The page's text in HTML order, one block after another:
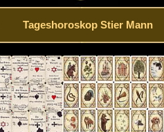
Tageshoroskop Stier Mann